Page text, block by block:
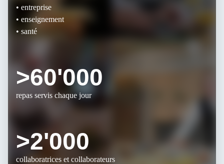
• entreprise
• enseignement
• santé
>60'000
repas servis chaque jour
>2'000
collaboratrices et collaborateurs